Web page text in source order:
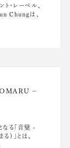
・レーベル、
Chungは、
–
る「音欒 -
）」とは、